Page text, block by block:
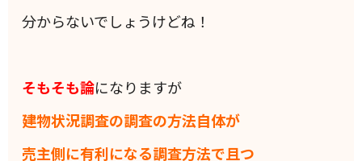
分からないでしょうけどね！
そもそも論になりますが
建物状況調査の調査の方法自体が
売主側に有利になる調査方法で且つ